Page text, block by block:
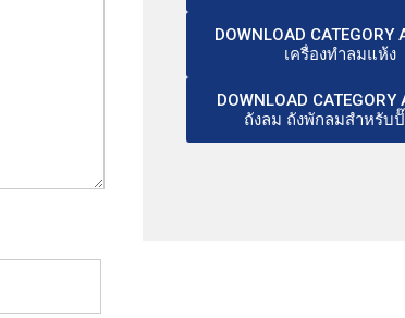
DOWNLOAD CATEGORY
เครื่องทำลมแห้ง
DOWNLOAD
ถังลม ถังพักลมสำหรับ